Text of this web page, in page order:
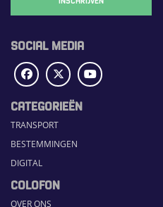
SOCIAL MEDIA
CATEGORIEËN
TRANSPORT
BESTEMMINGEN
DIGITAL
COLOFON
OVER ONS